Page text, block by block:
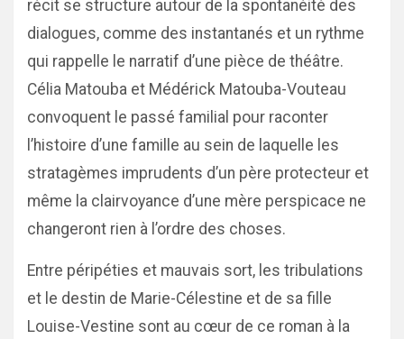
récit se structure autour de la spontanéité des
dialogues, comme des instantanés et un rythme
qui rappelle le narratif d’une pièce de théâtre.
Célia Matouba et Médérick Matouba-Vouteau
convoquent le passé familial pour raconter
l’histoire d’une famille au sein de laquelle les
stratagèmes imprudents d’un père protecteur et
même la clairvoyance d’une mère perspicace ne
changeront rien à l’ordre des choses.
Entre péripéties et mauvais sort, les tribulations
et le destin de Marie-Célestine et de sa fille
Louise-Vestine sont au cœur de ce roman à la